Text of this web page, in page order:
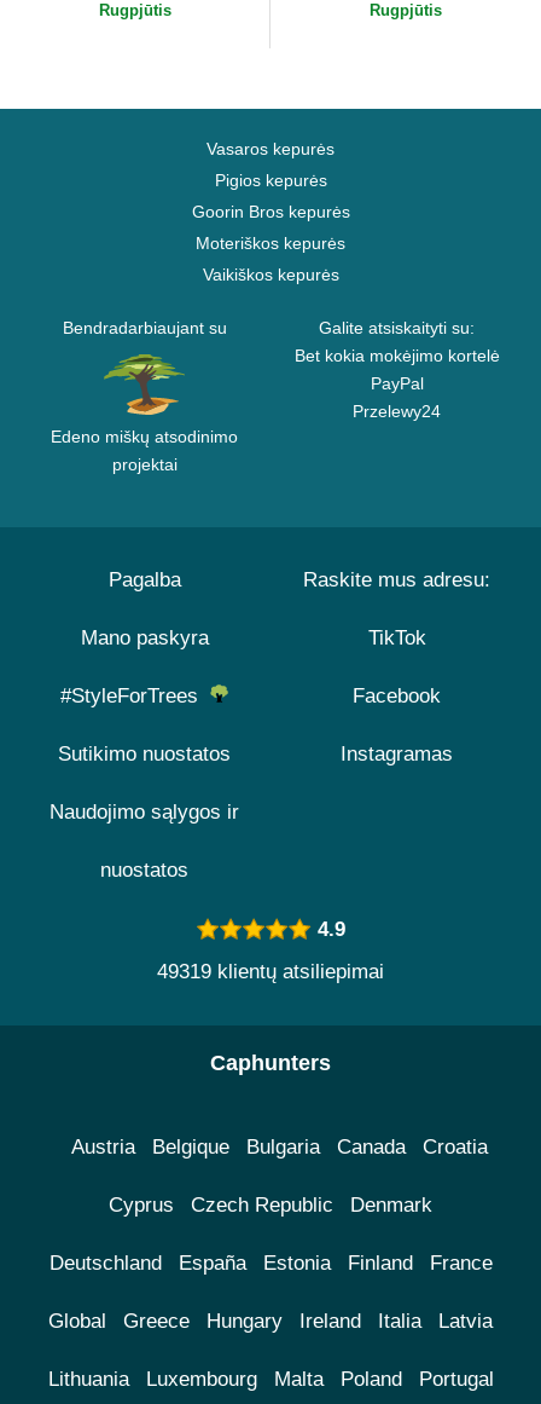
Rugpjūtis
Rugpjūtis
Vasaros kepurės
Pigios kepurės
Goorin Bros kepurės
Moteriškos kepurės
Vaikiškos kepurės
Bendradarbiaujant su
Edeno miškų atsodinimo
projektai
Galite atsiskaityti su:
Bet kokia mokėjimo kortelė
PayPal
Przelewy24
Pagalba
Mano paskyra
#StyleForTrees
Sutikimo nuostatos
Naudojimo sąlygos ir
nuostatos
Raskite mus adresu:
TikTok
Facebook
Instagramas
4.9
49319 klientų atsiliepimai
Caphunters
Austria Belgique Bulgaria Canada Croatia
Cyprus Czech Republic Denmark
Deutschland España Estonia Finland France
Global Greece Hungary Ireland Italia Latvia
Lithuania Luxembourg Malta Poland Portugal